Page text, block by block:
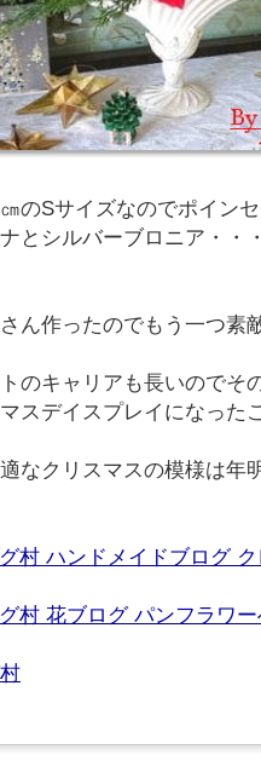
のSサイズなのでポイン
とシルバーブロニア・・
ん作ったのでもう一つ素
のキャリアも長いのでそ
スデイスプレイになった
なクリスマスの模様は年